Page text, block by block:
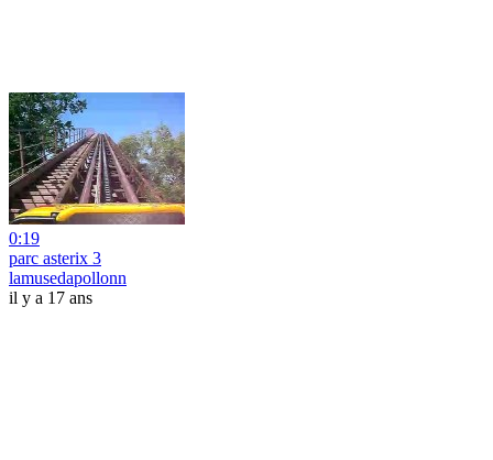
0:19
parc asterix 3
lamusedapollonn
il y a 17 ans